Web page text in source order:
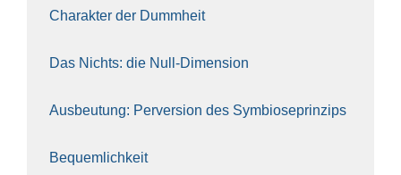
Cha­rak­ter der Dumm­heit
Das Nichts: die Null-Dimen­si­on
Aus­beu­tung: Per­ver­si­on des Sym­bio­se­prin­zips
Bequem­lich­keit